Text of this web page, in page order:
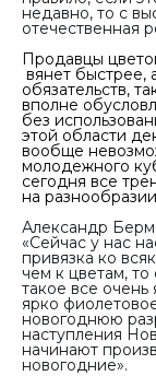
недавно, то с
отечественная
Продавцы
вянет быстрее,
обязательств,
вполне
без
этой области
вообще
молодежного
сегодня все
на
Александр
«Сейчас у нас
привязка ко
чем к цветам,
такое все очень
ярко
новогоднюю
наступления
начинают
новогодние».